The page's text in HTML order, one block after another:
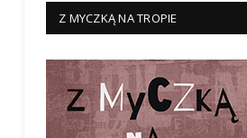
Z MYCZKĄ NA TROPIE